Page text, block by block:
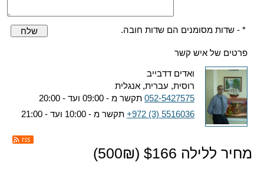
* - שדות מסומנים הם שדות חובה. שלח
פרטים של איש קשר
ואדים דדבייב
רוסית, עברית, אנגלית
052-5427575 תקשר מ - 09:00 ועד - 20:00
+972 (3) 5516036 תקשר מ - 10:00 ועד - 21:00
מחיר ללילה $ 166
(
500₪)